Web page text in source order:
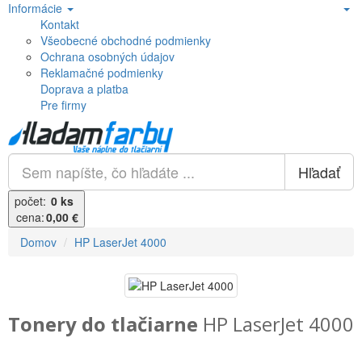
Informácie
Kontakt
Všeobecné obchodné podmienky
Ochrana osobných údajov
Reklamačné podmienky
Doprava a platba
Pre firmy
Hľadať
počet: 0 ks
cena:0,00 €
Domov
HP LaserJet 4000
Tonery do tlačiarne HP LaserJet 4000